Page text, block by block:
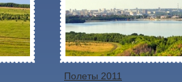
Полеты 2011